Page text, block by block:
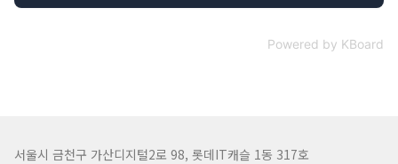
Powered by KBoard
서울시 금천구 가산디지털2로 98, 롯데IT캐슬 1동 317호